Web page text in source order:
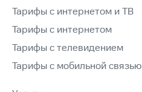
Тарифы с интернетом и ТВ
Тарифы с интернетом
Тарифы с телевидением
Тарифы с мобильной связью